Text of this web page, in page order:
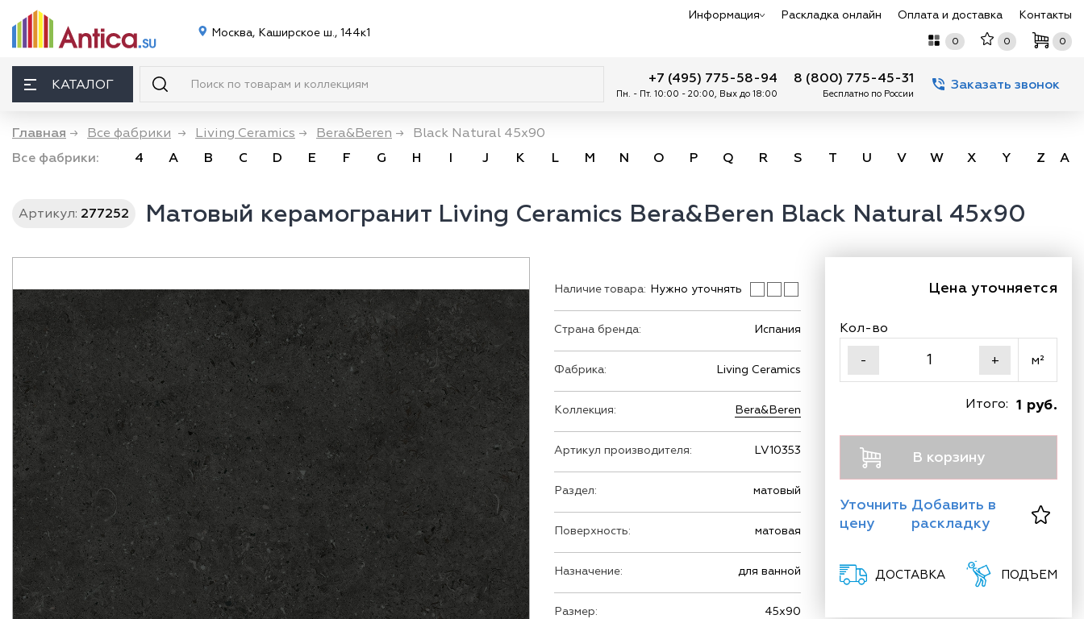
Москва, Каширское ш., 144к1
Информация Раскладка онлайн Оплата и доставка Контакты
0 0 0
КАТАЛОГ +7 (495) 775-58-94
Пн. - Пт. 10:00 - 20:00, Вых до 18:00
8 (800) 775-45-31
Бесплатно по России
Заказать звонок
Главная → Все фабрики → Living Ceramics → Bera&Beren →
Black Natural 45x90
Все фабрики:
4 A B C D E F G H I J K L M N O P Q R S T U V W X Y Z А -
Артикул: 277252 Матовый керамогранит Living Ceramics Bera&Beren Black Natural 45x90
Наличие товара: Нужно уточнять
Страна бренда: Испания
Фабрика: Living Ceramics
Коллекция: Bera&Beren
Артикул производителя: LV10353
Раздел: матовый
Поверхность: матовая
Назначение: для ванной
Размер: 45х90
Цена уточняется
Кол-во
-
+ м²
1 руб.
Итого:
В корзину
Уточнить
цену
Добавить в
раскладку
ДОСТАВКА ПОДЪЕМ